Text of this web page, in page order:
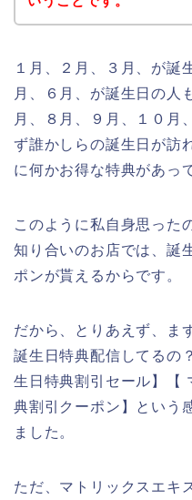
１月、２月、３月、が誕
月、６月、が誕生日の人
月、８月、９月、１０月
ず誰かしらの誕生日が訪
に何かお得な特典があっ
このように私自身思った
知り合いのお店では、誕
ポンが貰えるからです。
だから、とりあえず、ま
誕生日特典配信してるの
生日特典割引セール】【
典割引クーポン】という
ました。
ただ、マトリックスエキ